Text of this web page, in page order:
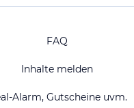
FAQ
Inhalte melden
Alarm, Gutscheine uvm.